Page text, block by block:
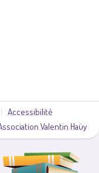
Accessibilité
Valentin Haüy